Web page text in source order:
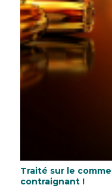
Traité sur le
contraignant !